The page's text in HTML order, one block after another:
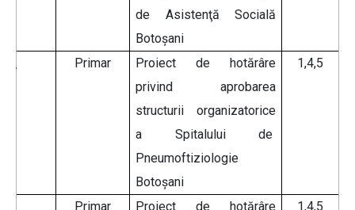
de Asistenţă Socială
Botoșani
Primar
Proiect de hotărâre
privind aprobarea
structurii organizatorice
a Spitalului de
Pneumoftiziologie
Botoșani
1,4,5
Primar
Proiect de hotărâre
1,4,5